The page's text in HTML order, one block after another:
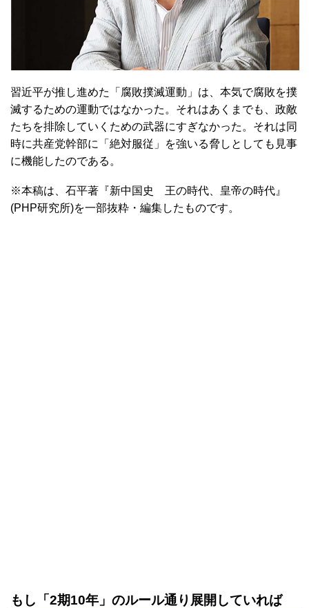
習近平が推し進めた「腐敗撲滅運動」は、本気で腐敗を撲
滅するための運動ではなかった。それはあくまでも、政敵
たちを排除していくための武器にすぎなかった。それは同
時に共産党幹部に「絶対服従」を強いる脅しとしても見事
に機能したのである。
※本稿は、石平著『新中国史 王の時代、皇帝の時代』
(PHP研究所)を一部抜粋・編集したものです。
もし「2期10年」のルール通り展開していれば